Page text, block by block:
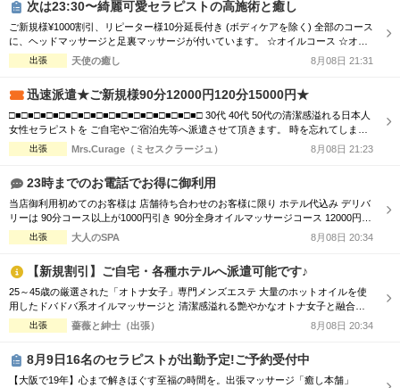
次は23:30〜綺麗可愛セラピストの高施術と癒し
ご新規様¥1000割引、リピーター様10分延長付き (ボディケアを除く) 全部のコース
に、ヘッドマッサージと足裏マッサージが付いています。 ☆オイルコース ☆オイ
ルミックスコース 90分 ￥13,000→¥12,000 120分 ￥16,000→¥15,000 150分 ￥20,0
00→¥19,000 180分 ￥24,000→¥23,000 ☆ボディケアマッサージコース 90分 ￥1...
出張 天使の癒し 8月08日 21:31
迅速派遣★ご新規様90分12000円120分15000円★
□■□■□■□■□■□■□■□■□■□■□■□■□■□■□■□ 30代 40代 50代の清潔感溢れる日本人
女性セラピストを ご自宅やご宿泊先等へ派遣させて頂きます。 時を忘れてしまう
程の癒しと心のこもった おもてなしをお届けします。 □■□■□■□■□■□■□■□■□■□
■□■□■□■□■□■□ お客様の日々のお疲れやストレスを心身共に癒す為 優しさ・気
出張 Mrs.Curage（ミセスクラージュ） 8月08日 21:23
23時までのお電話でお得に御利用
当店御利用初めてのお客様は 店舗待ち合わせのお客様に限り ホテル代込み デリバ
リーは 90分コース以上が1000円引き 90分全身オイルマッサージコース 12000円→
→11000円 120分全身オイルマッサージコース 20000円→→18000円 でお楽しみ頂
出張 大人のSPA 8月08日 20:34
【新規割引】ご自宅・各種ホテルへ派遣可能です♪
25～45歳の厳選された「オトナ女子」専門メンズエステ 大量のホットオイルを使
用したドバドバ系オイルマッサージと 清潔感溢れる艶やかなオトナ女子と融合
で、優雅なひと時をお楽しみください。 【新規割引】ご新規様にお得♪ ご新規様限
定で総額から『3,000円』割引！ 90分 16,500円 → 13,500円（税込） 120分
出張 薔薇と紳士（出張） 8月08日 20:34
8月9日16名のセラピストが出勤予定!ご予約受付中
【大阪で19年】心まで解きほぐす至福の時間を。出張マッサージ「癒し本舗」